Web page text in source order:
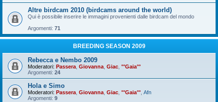
Altre birdcam 2010 (birdcams around the world)
Qui è possibile inserire le immagini provenienti dalle birdcam del mondo
Argomenti: 71
BREEDING SEASON 2009
Rebecca e Nembo 2009
Moderatori: Passera Giovanna Giac °°Gaia°°
Argomenti: 24
Hola e Simo
Moderatori: Passera Giovanna Giac °°Gaia°° Afn
Argomenti: 9